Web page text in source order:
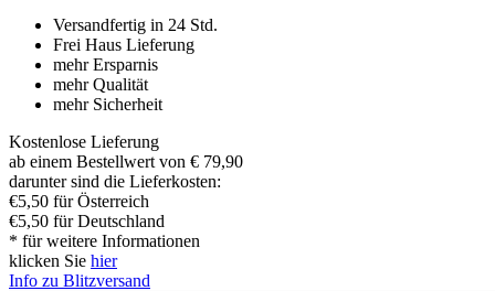
Versandfertig in 24 Std.
Frei Haus Lieferung
mehr Ersparnis
mehr Qualität
mehr Sicherheit
Kostenlose Lieferung
ab einem Bestellwert von € 79,90
darunter sind die Lieferkosten:
€5,50 für Österreich
€5,50 für Deutschland
* für weitere Informationen
klicken Sie hier
Info zu Blitzversand